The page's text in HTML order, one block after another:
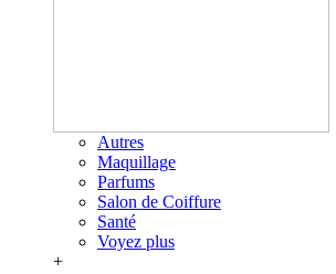
Autres
Maquillage
Parfums
Salon de Coiffure
Santé
Voyez plus
+